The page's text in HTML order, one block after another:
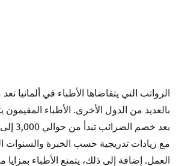
الرواتب التي يتقاضاها الأطباء في ألمانيا
بالعديد من الدول الأخرى. الأطباء المقيمون
مع زيادات تدريجية حسب الخبرة والسنوات
العمل. إضافة إلى ذلك، يتمتع الأطباء